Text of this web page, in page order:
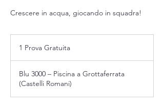
Crescere in acqua, giocando in squadra!
Gratuita
1 Prova Gratuita
Blu 3000 – Piscina a Grottaferrata
(Castelli Romani)